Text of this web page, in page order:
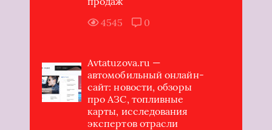
4545
0
Avtatuzova.ru —
автомобильный онлайн-
сайт: новости, обзоры
про АЗС, топливные
карты, исследования
экспертов отрасли